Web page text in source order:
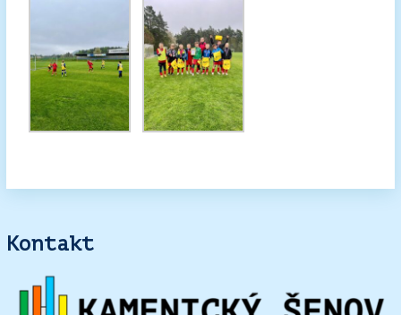
Kontakt